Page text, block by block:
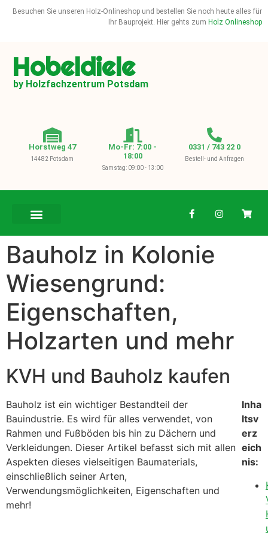
Besuchen Sie unseren Holz-Onlineshop und bestellen Sie noch heute alles für
Ihr Bauprojekt. Hier gehts zum Holz Onlineshop
Hobeldiele
by Holzfachzentrum Potsdam
Horstweg 47
14482 Potsdam
Mo-Fr: 7:00 -
18:00
Samstag: 09:00 - 13:00
0331 / 743 22 0
Bestell- und Anfragen
Bauholz in Kolonie
Wiesengrund:
Eigenschaften,
Holzarten und mehr
KVH und Bauholz kaufen
Bauholz ist ein wichtiger Bestandteil der
Bauindustrie. Es wird für alles verwendet, von
Rahmen und Fußböden bis hin zu Dächern und
Verkleidungen. Dieser Artikel befasst sich mit allen
Aspekten dieses vielseitigen Baumaterials,
einschließlich seiner Arten,
Verwendungsmöglichkeiten, Eigenschaften und
mehr!
Inha
ltsv
erz
eich
nis: